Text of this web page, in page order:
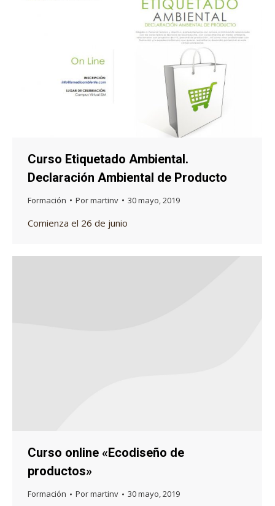
Curso Etiquetado Ambiental.
Declaración Ambiental de Producto
Formación Pormartinv 30 mayo, 2019
Comienza el 26 de junio
Curso online «Ecodiseño de
productos»
Formación Pormartinv 30 mayo, 2019